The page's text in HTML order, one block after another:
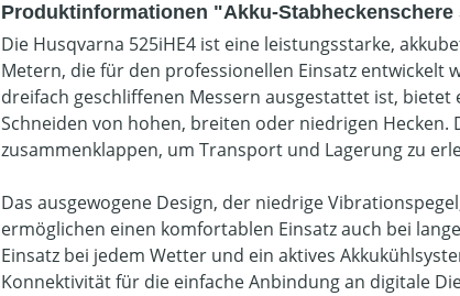
Produktinformationen "Akku-
Die Husqvarna 525iHE4 ist eine leistungsstarke,
Metern, die für den professionellen Einsatz entwickelt
dreifach geschliffenen Messern ausgestattet ist,
Schneiden von hohen, breiten oder niedrigen
zusammenklappen, um Transport und Lagerung zu
Das ausgewogene Design, der niedrige
ermöglichen einen komfortablen Einsatz auch bei
Einsatz bei jedem Wetter und ein aktives
Konnektivität für die einfache Anbindung an digitale